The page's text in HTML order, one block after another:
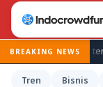
BREAKING NEWS
Prabowo terima
Tren Bisnis